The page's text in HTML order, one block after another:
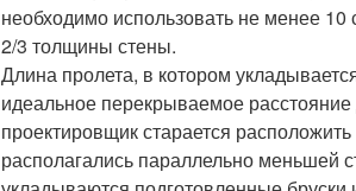
необходимо использовать не менее
2/3 толщины стены.
Длина пролета, в котором
идеальное перекрываемое расстояние
проектировщик старается
располагались параллельно меньшей